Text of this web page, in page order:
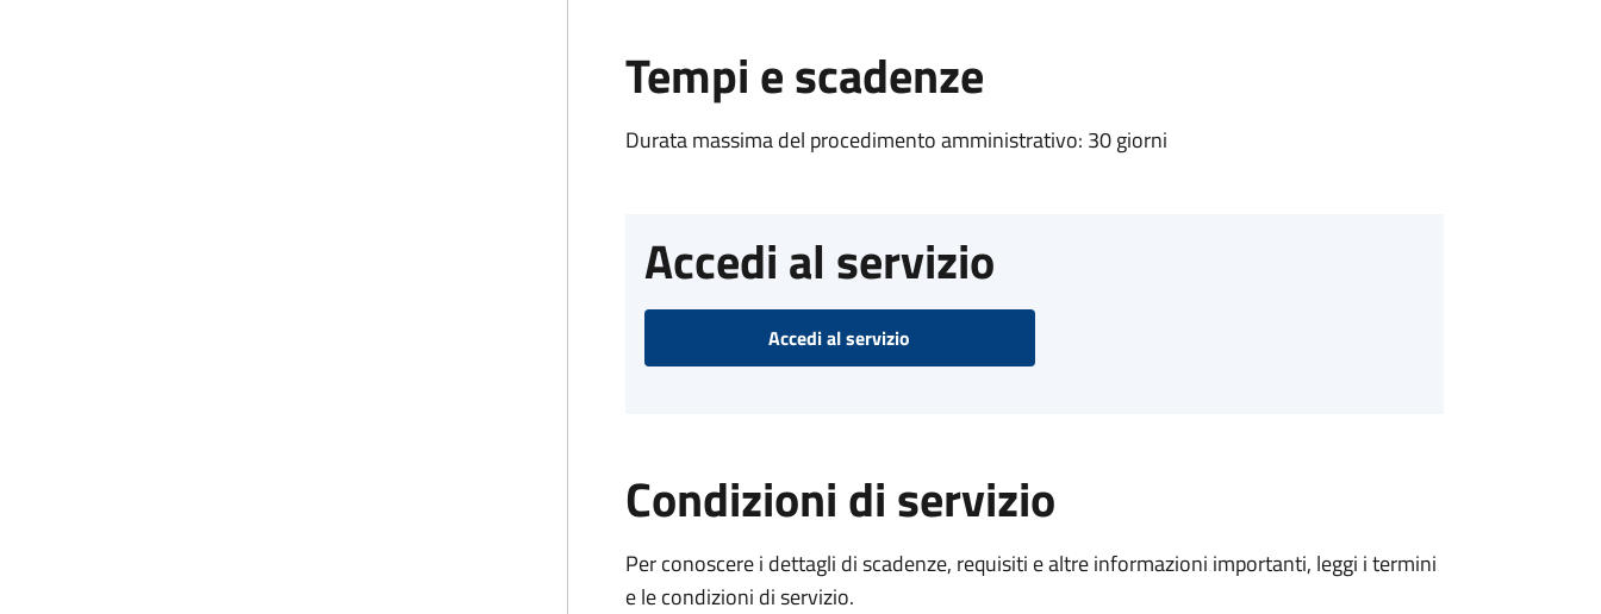
Tempi e scadenze
Durata massima del procedimento amministrativo: 30 giorni
Accedi al servizio
Accedi al servizio
Condizioni di servizio
Per conoscere i dettagli di scadenze, requisiti e altre informazioni importanti, leggi i termini
e le condizioni di servizio.